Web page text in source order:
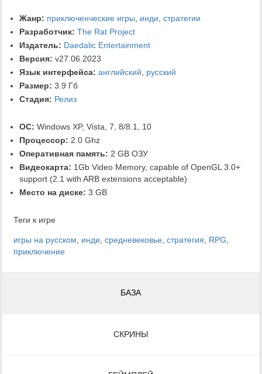
Жанр: приключенческие игры инди стратегии
Разработчик: The Rat Project
Издатель: Daedalic Entertainment
Версия: v27.06.2023
Язык интерфейса: английский
русский
Размер: 3.9 Гб
Стадия: Релиз
ОС: Windows XP, Vista, 7, 8/8.1, 10
Процессор: 2.0 Ghz
Оперативная память: 2 GB ОЗУ
Видеокарта: 1Gb Video Memory, capable of OpenGL 3.0+
support (2.1 with ARB extensions acceptable)
Место на диске: 3 GB
Теги к игре
игры на русском инди средневековье стратегия RPG
приключение
БАЗА
СКРИНЫ